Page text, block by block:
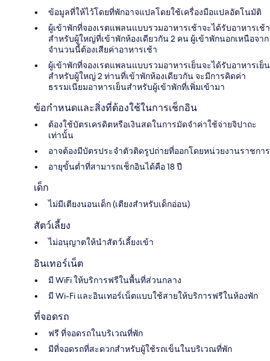
ข้อมูลที่ให้ไว้โดยที่พักอาจแปลโดยใช้เครื่องมือแปลอัตโนมัติ
ผู้เข้าพักที่จองเรตแพลนแบบรวมอาหารเช้าจะได้รับอาหารเช้า
สำหรับผู้ใหญ่ที่เข้าพักห้องเดียวกัน 2 คน ผู้เข้าพักนอกเหนือจาก
จำนวนนี้ต้องเสียค่าอาหารเช้า
ผู้เข้าพักที่จองเรตแพลนแบบรวมอาหารเย็นจะได้รับอาหารเย็น
สำหรับผู้ใหญ่ 2 ท่านที่เข้าพักห้องเดียวกัน จะมีการคิดค่า
ธรรมเนียมอาหารเย็นสำหรับผู้เข้าพักที่เพิ่มเข้ามา
ข้อกำหนดและสิ่งที่ต้องใช้ในการเช็กอิน
ต้องใช้บัตรเครดิตหรือเงินสดในการมัดจำค่าใช้จ่ายจิปาถะ
เท่านั้น
อาจต้องมีบัตรประจำตัวติดรูปถ่ายที่ออกโดยหน่วยงานราชการ
อายุขั้นต่ำที่สามารถเช็กอินได้คือ 18 ปี
เด็ก
ไม่มีเตียงนอนเด็ก (เตียงสำหรับเด็กอ่อน)
สัตว์เลี้ยง
ไม่อนุญาตให้นำสัตว์เลี้ยงเข้า
อินเทอร์เน็ต
มี WiFi ให้บริการฟรีในพื้นที่ส่วนกลาง
มี Wi-Fi และอินเทอร์เน็ตแบบใช้สายให้บริการฟรีในห้องพัก
ที่จอดรถ
ฟรี ที่จอดรถในบริเวณที่พัก
มีที่จอดรถที่สะดวกสำหรับผู้ใช้รถเข็นในบริเวณที่พัก